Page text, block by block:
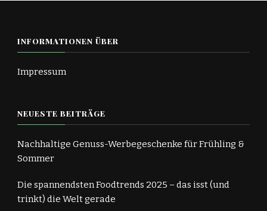
INFORMATIONEN ÜBER
Impressum
NEUESTE BEITRÄGE
Nachhaltige Genuss-Werbegeschenke für Frühling &
Sommer
Die spannendsten Foodtrends 2025 – das isst (und
trinkt) die Welt gerade